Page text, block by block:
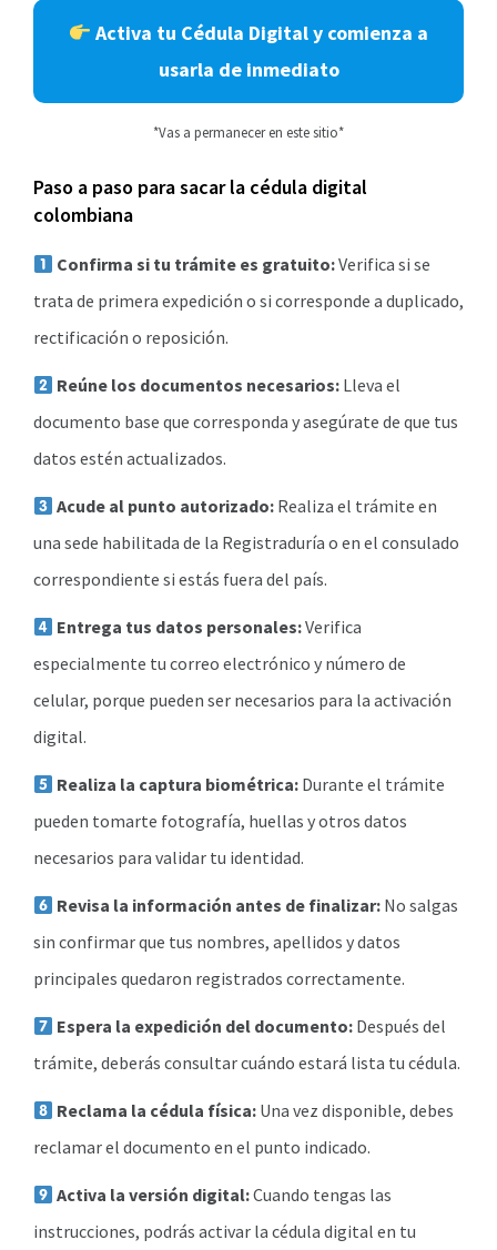
Activa tu Cédula Digital y comienza a
usarla de inmediato
*Vas a permanecer en este sitio*
Paso a paso para sacar la cédula digital
colombiana
Confirma si tu trámite es gratuito:Verifica si se
trata de primera expedición o si corresponde a duplicado,
rectificación o reposición.
Reúne los documentos necesarios: Lleva el
documento base que corresponda y asegúrate de que tus
datos estén actualizados.
Acude al punto autorizado: Realiza el trámite en
una sede habilitada de la Registraduría o en el consulado
correspondiente si estás fuera del país.
Entrega tus datos personales:Verifica
especialmente tu correo electrónico y número de
celular, porque pueden ser necesarios para la activación
digital.
Realiza la captura biométrica: Durante el trámite
pueden tomarte fotografía, huellas y otros datos
necesarios para validar tu identidad.
Revisa la información antes de finalizar: No salgas
sin confirmar que tus nombres, apellidos y datos
principales quedaron registrados correctamente.
Espera la expedición del documento: Después del
trámite, deberás consultar cuándo estará lista tu cédula.
Reclama la cédula física: Una vez disponible, debes
reclamar el documento en el punto indicado.
Activa la versión digital:Cuando tengas las
instrucciones, podrás activar la cédula digital en tu